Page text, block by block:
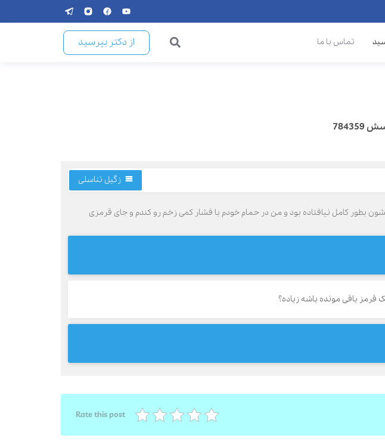
تماس با ما از دکتر بپرسید
زگیل تناسلی
بطور کامل نیافتاده بود و من در حمام خودم با فشار کمی زخم رو کندم و جای قرمزی
باقی مونده باشه زیاده؟
Rate this post